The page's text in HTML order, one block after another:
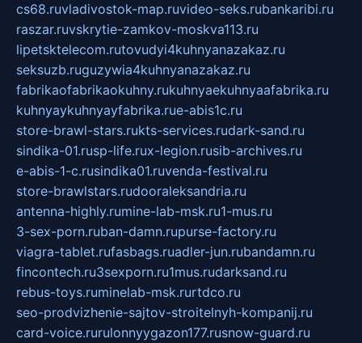
cs68.ruvladivostok-map.ruvideo-seks.rubankaribi.ru
raszar.ruvskrytie-zamkov-moskva113.ru
lipetsktelecom.rutovudyi4kuhnyanazakaz.ru
seksuzb.ruguzywia4kuhnyanazakaz.ru
fabrikaofabrikaokuhny.rukuhnyaekuhnyaafabrika.ru
kuhnyaykuhnyayfabrika.rue-abis1c.ru
store-brawl-stars.rukts-services.rudark-sand.ru
sindika-01.rusp-life.rux-legion.rusib-archives.ru
e-abis-1-c.rusindika01.ruvenda-festival.ru
store-brawlstars.rudooraleksandria.ru
antenna-highly.rumine-lab-msk.ru1-mus.ru
3-sex-porn.ruban-damn.rupurse-factory.ru
viagra-tablet.rufasbags.ruadler-jun.rubandamn.ru
fincontech.ru3sexporn.ru1mus.rudarksand.ru
rebus-toys.ruminelab-msk.rurtdco.ru
seo-prodvizhenie-sajtov-stroitelnyh-kompanij.ru
card-voice.rurulonnyygazon177.rusnow-guard.ru